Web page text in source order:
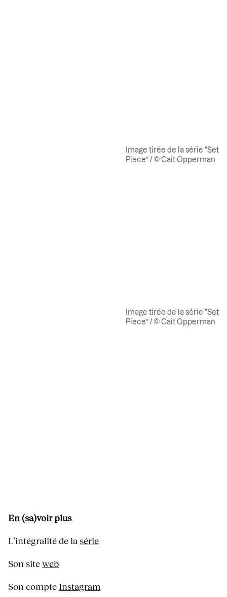
Image tirée de la série “Set
Piece” / © Cait Opperman
Image tirée de la série “Set
Piece” / © Cait Opperman
En (sa)voir plus
L’intégralité de la série
Son siteweb
Son compte Instagram